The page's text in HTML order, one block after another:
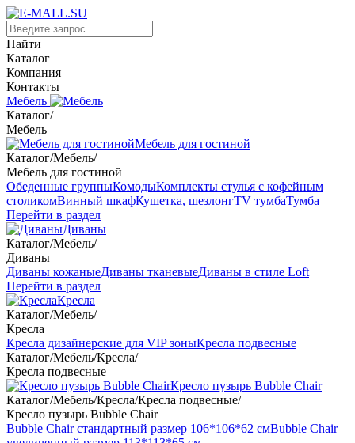
Найти
Каталог
Компания
Контакты
Мебель
Каталог/
Мебель
Мебель для гостиной
Каталог/Мебель/
Мебель для гостиной
Обеденные группыКомодыКомплекты стулья с кофейным
столикомВинный шкафКушетка, шезлонгTV тумбаТумба
Перейти в раздел
Диваны
Каталог/Мебель/
Диваны
Диваны кожаныеДиваны тканевыеДиваны в стиле Loft
Перейти в раздел
Кресла
Каталог/Мебель/
Кресла
Кресла дизайнерские для VIP зоныКресла подвесные
Каталог/Мебель/Кресла/
Кресла подвесные
Кресло пузырь Bubble Chair
Каталог/Мебель/Кресла/Кресла подвесные/
Кресло пузырь Bubble Chair
Bubble Chair стандартный размер 106*106*62 смBubble Chair